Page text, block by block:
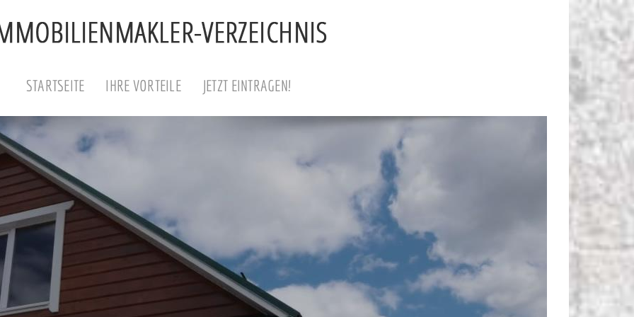
STARTSEITE IHRE VORTEILE JETZT EINTRAGEN!